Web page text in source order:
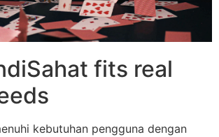
fits real
kebutuhan pengguna dengan